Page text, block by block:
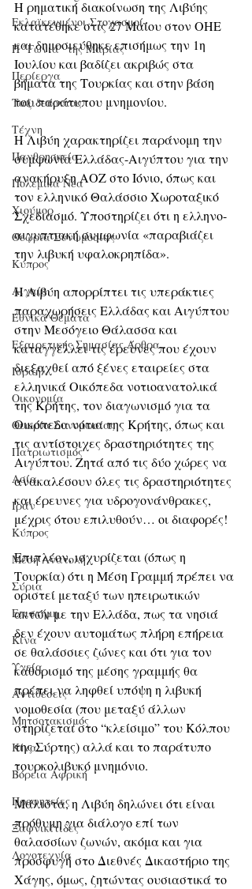
Εκλαϊκευμένοι Στοχασμοί
Η "Γωνιά" της Μαρίας
Περίεργα
Ταξιδεύοντας
Τέχνη
Πανθρησκεία
Πολεμικά Νέα
Χιούμορ
Θεωρία Συνωμοσίας
Κύπρος
Αιγαίο
Εθνικά Θέματα
Εξαιρετικής Σημασίας Άρθρα
Ισραήλ
Οικονομία
Θεωρία Συνομωσίας
Πατριωτισμός
Ασία
Ιράν
Κύπρος
Μέση Ανατολή
Σύρια
Επιστήμη
Kίνα
Υγεία
Aντιθέσεις
Μητσοτακισμός
Κίνα
Βόρεια Αφρική
Προφητείες
Ξαφνικίτιδες
Λογοτεχνία
Η ρηματική διακοίνωση της Λιβύης
κατατέθηκε στις 27 Μαΐου στον ΟΗΕ
και δημοσιεύθηκε επισήμως την 1η
Ιουλίου και βαδίζει ακριβώς στα
βήματα της Τουρκίας και στην βάση
του παράτυπου μνημονίου.
Η Λιβύη χαρακτηρίζει παράνομη την
συμφωνία Ελλάδας-Αιγύπτου για την
ανακήρυξη ΑΟΖ στο Ιόνιο, όπως και
τον ελληνικό Θαλάσσιο Χωροταξικό
Σχεδιασμό. Υποστηρίζει ότι η ελληνο-
αιγυπτιακή συμφωνία «παραβιάζει
την λιβυκή υφαλοκρηπίδα».
Η Λιβύη απορρίπτει τις υπεράκτιες
παραχωρήσεις Ελλάδας και Αιγύπτου
στην Μεσόγειο Θάλασσα και
καταγγέλλει τις έρευνες που έχουν
διεξαχθεί από ξένες εταιρείες στα
ελληνικά Οικόπεδα νοτιοανατολικά
της Κρήτης, τον διαγωνισμό για τα
Οικόπεδα νότια της Κρήτης, όπως και
τις αντίστοιχες δραστηριότητες της
Αιγύπτου. Ζητά από τις δύο χώρες να
ανακαλέσουν όλες τις δραστηριότητες
και έρευνες για υδρογονάνθρακες,
μέχρις ότου επιλυθούν… οι διαφορές!
Επιπλέον, ισχυρίζεται (όπως η
Τουρκία) ότι η Μέση Γραμμή πρέπει να
οριστεί μεταξύ των ηπειρωτικών
ακτών με την Ελλάδα, πως τα νησιά
δεν έχουν αυτομάτως πλήρη επήρεια
σε θαλάσσιες ζώνες και ότι για τον
καθορισμό της μέσης γραμμής θα
πρέπει να ληφθεί υπόψη η λιβυκή
νομοθεσία (που μεταξύ άλλων
στηρίζεται στο “κλείσιμο” του Κόλπου
της Σύρτης) αλλά και το παράτυπο
τουρκολιβυκό μνημόνιο.
Μάλιστα, η Λιβύη δηλώνει ότι είναι
πρόθυμη για διάλογο επί των
θαλασσίων ζωνών, ακόμα και για
προσφυγή στο Διεθνές Δικαστήριο της
Χάγης, όμως, ζητώντας ουσιαστικά το